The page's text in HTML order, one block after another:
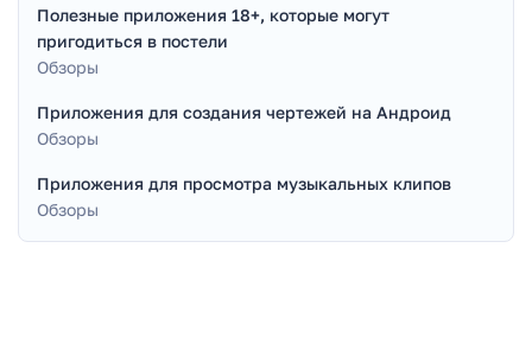
Полезные приложения 18+, которые могут
пригодиться в постели
Обзоры
Приложения для создания чертежей на Андроид
Обзоры
Приложения для просмотра музыкальных клипов
Обзоры